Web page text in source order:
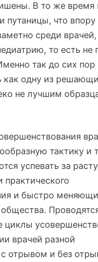
В то же время
путаницы, что
среди
то есть не
так до сих пор
как одну из
не лучшим
тактику и
успевать за
практического
и быстро
циклы
врачей разной
отрывом и без